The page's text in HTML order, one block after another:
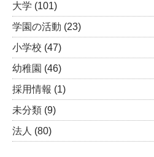
大学 (101)
学園の活動 (23)
小学校 (47)
幼稚園 (46)
採用情報 (1)
未分類 (9)
法人 (80)